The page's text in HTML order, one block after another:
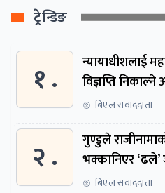
ट्रेन्डिङ
१ .
न्यायाधीशलाई
विज्ञप्ति निकाल्ने
समितिमा बोलाइयो
बिएल संवाददाता
२ .
गुण्डुले
भक्कानिएर
बिएल संवाददाता